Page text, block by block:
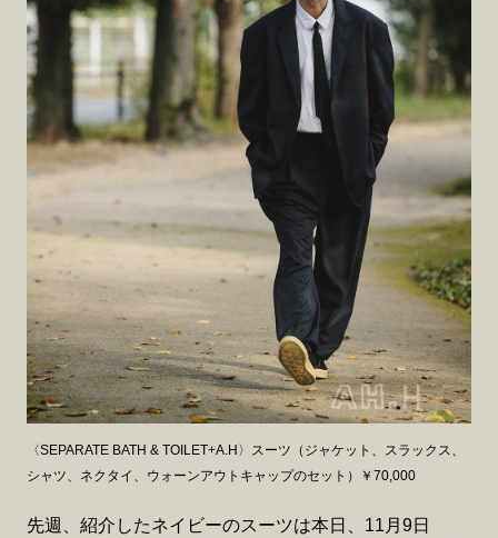
〈SEPARATE BATH & TOILET+A.H〉スーツ（ジャケット、スラックス、
シャツ、ネクタイ、ウォーンアウトキャップのセット）￥70,000
先週、紹介したネイビーのスーツは本日、11月9日